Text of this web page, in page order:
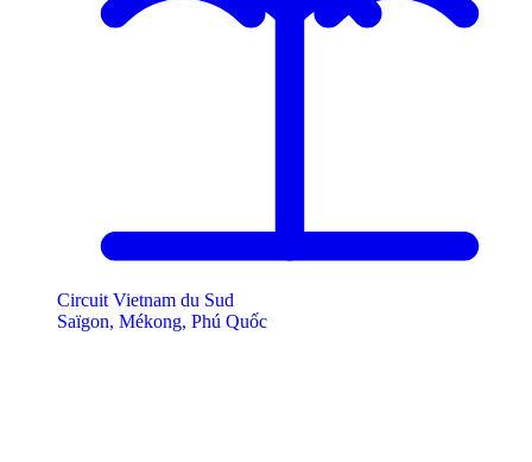
Circuit Vietnam du Sud
Saïgon, Mékong, Phú Quốc